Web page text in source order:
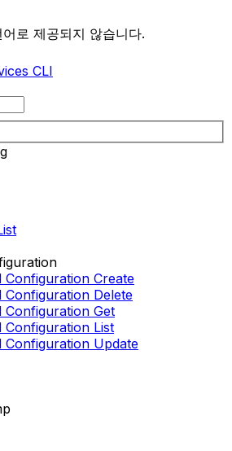
로 제공되지 않습니다.
CLI
Configuration Create
Configuration Delete
Configuration Get
Configuration List
Configuration Update